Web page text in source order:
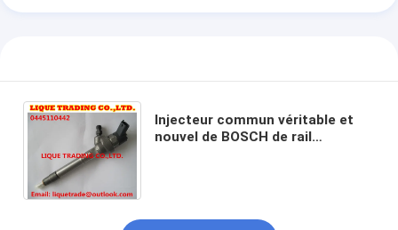
Injecteur commun véritable et
nouvel de BOSCH de rail